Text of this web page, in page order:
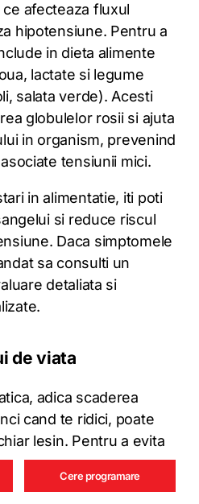
afecteaza fluxul
hipotensiune. Pentru a
in dieta alimente
lactate si legume
salata verde). Acesti
globulelor rosii si ajuta
in organism, prevenind
tensiunii mici.
in alimentatie, iti poti
si reduce riscul
Daca simptomele
sa consulti un
detaliata si
de viata
adica scaderea
cand te ridici, poate
lesin. Pentru a evita
te ridici treptat, mai ales
lungi de repaus.
Cere programare